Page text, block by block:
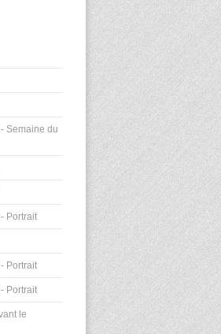
Semaine du
Portrait
Portrait
Portrait
le